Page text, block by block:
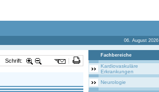
06. August 2026
Schrift:
Fachbereiche
Kardiovaskuläre
Erkrankungen
Neurologie